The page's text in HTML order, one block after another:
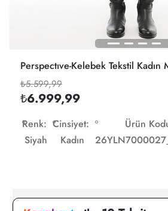
Perspectıve-Kelebek Tekstil Kadın
₺5.599,99
₺6.999,99
Renk:
Siyah
Cinsiyet:
Kadın
Ürün